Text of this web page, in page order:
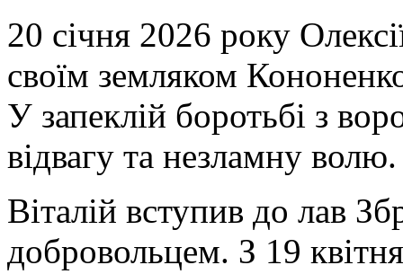
20 січня 2026 року
своїм земляком
У запеклій боротьбі з
відвагу та незламну волю.
Віталій вступив до лав
добровольцем. З 19